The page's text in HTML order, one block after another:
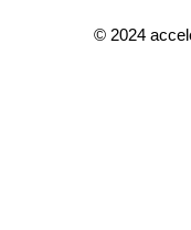
© 2024